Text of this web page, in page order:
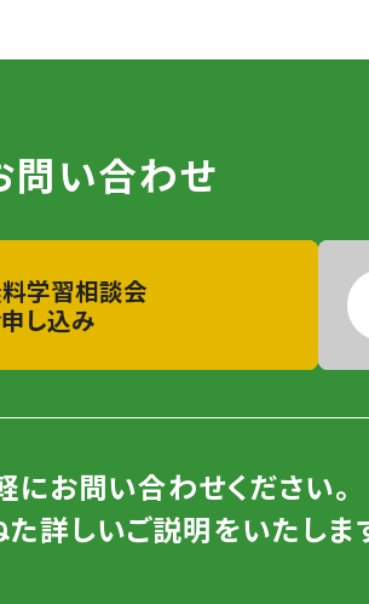
問い合わせ
学習相談会
し込み
にお問い合わせください。
詳しいご説明をいたしま